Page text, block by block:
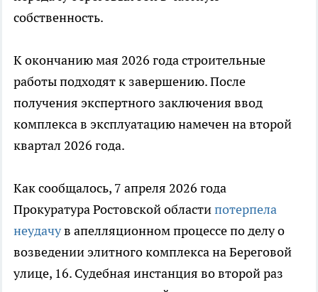
собственность.
К окончанию мая 2026 года строительные
работы подходят к завершению. После
получения экспертного заключения ввод
комплекса в эксплуатацию намечен на второй
квартал 2026 года.
Как сообщалось, 7 апреля 2026 года
Прокуратура Ростовской областипотерпела
неудачув апелляционном процессе по делу о
возведении элитного комплекса на Береговой
улице, 16. Судебная инстанция во второй раз